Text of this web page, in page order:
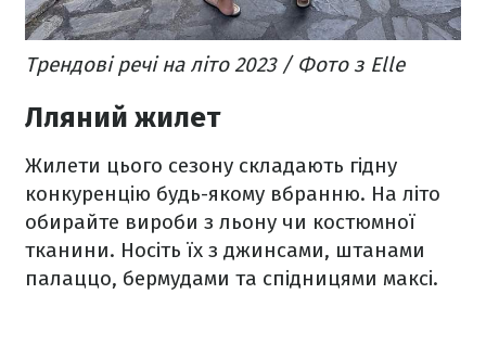
Трендові речі на літо 2023 / Фото з Elle
Лляний жилет
Жилети цього сезону складають гідну
конкуренцію будь-якому вбранню. На літо
обирайте вироби з льону чи костюмної
тканини. Носіть їх з джинсами, штанами
палаццо, бермудами та спідницями максі.